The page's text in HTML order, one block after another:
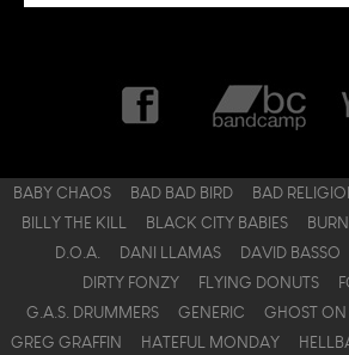
BABY CHAOS BAD BAD BIRD BAD
BILLY THE KILL
BLACK CITY BABIES
D.O.A.
DANI LLAMAS DAVID BASSO
DIRTY FONZY
FLYING DONUTS
G.A.S. DRUMMERS
GENERIC GHOST ON
GREG GRAFFIN
HATEFUL MONDAY